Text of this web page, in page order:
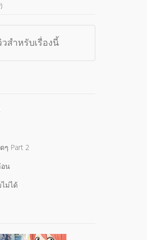
สำหรับเรื่องนี้
ๆ Part 2
น
ม่ได้